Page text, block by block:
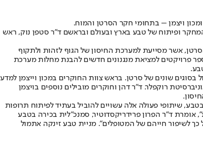
ויצמן – בתחומי חקר הסרטן והמוח.
ופיתוח של טבע בארץ ובעולם ובראשם ד"ר סטפן נוק, ראש
אשר מסייעת למערכת החיסון של הגוף לזהות ולתקוף
פרויקטים למציאת מנגנונים חדשים להבנת מחלות מערכת
שונים של סרטן. בראש צוות החוקרים במכון וייצמן למדע
רוקפלר. ד"ר דהן וחוקרים מובילים נוספים בויצמן
שיתופי פעולה אלה עשויים להוביל בעתיד לפיתוח תרופות
ד"ר הפרון פרידריקסדוטיר, סמנכ"לית בכירה בטבע
כך לשיפור חייהם של המטופלים". מניית טבע זינקה אתמול